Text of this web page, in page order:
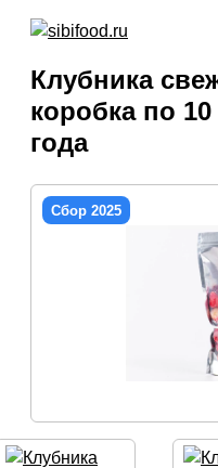
Клубника
коробка по
года
Сбор 2025